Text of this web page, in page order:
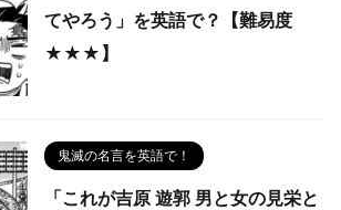
てやろう」を英語で？【難易度
★★★】
鬼滅の名言を英語で！
「これが吉原 遊郭 男と女の見栄と